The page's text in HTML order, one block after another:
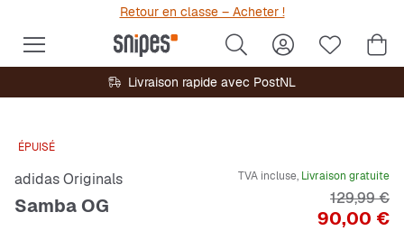
Retour en classe – Acheter !
Livraison rapide avec PostNL
ÉPUISÉ
adidas Originals
Samba OG
TVA incluse, Livraison gratuite
Prix
90,00 €
Prix
129,99 €